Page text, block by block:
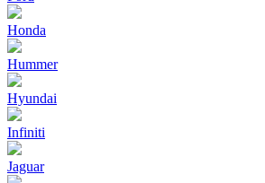
Honda
Hummer
Hyundai
Infiniti
Jaguar